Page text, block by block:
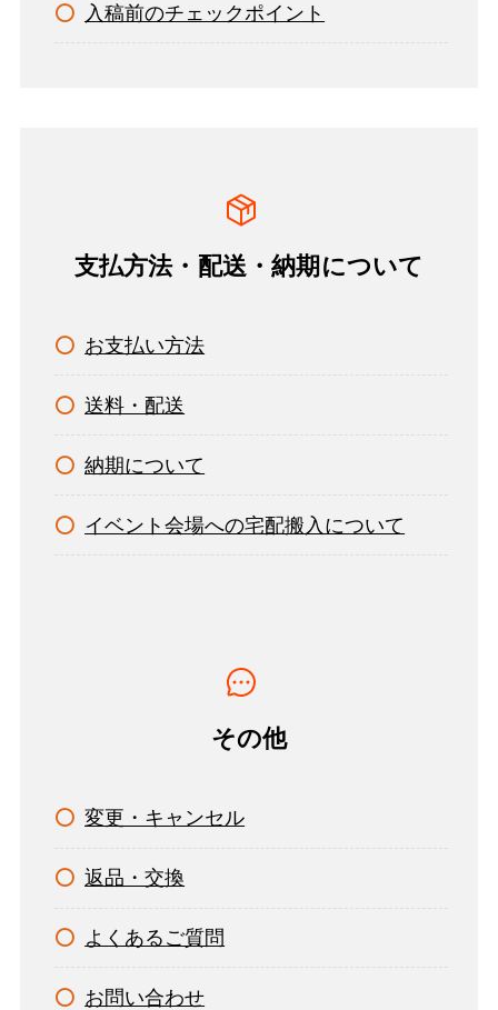
入稿前のチェックポイント
支払方法・配送・納期について
お支払い方法
送料・配送
納期について
イベント会場への宅配搬入について
その他
変更・キャンセル
返品・交換
よくあるご質問
お問い合わせ